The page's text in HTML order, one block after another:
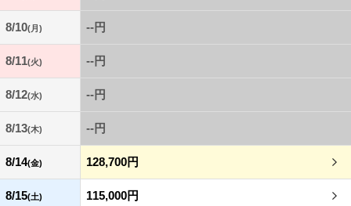
8/10(月) --円
8/11(火) --円
8/12(水) --円
8/13(木) --円
8/14(金) 128,700円
8/15(土) 115,000円